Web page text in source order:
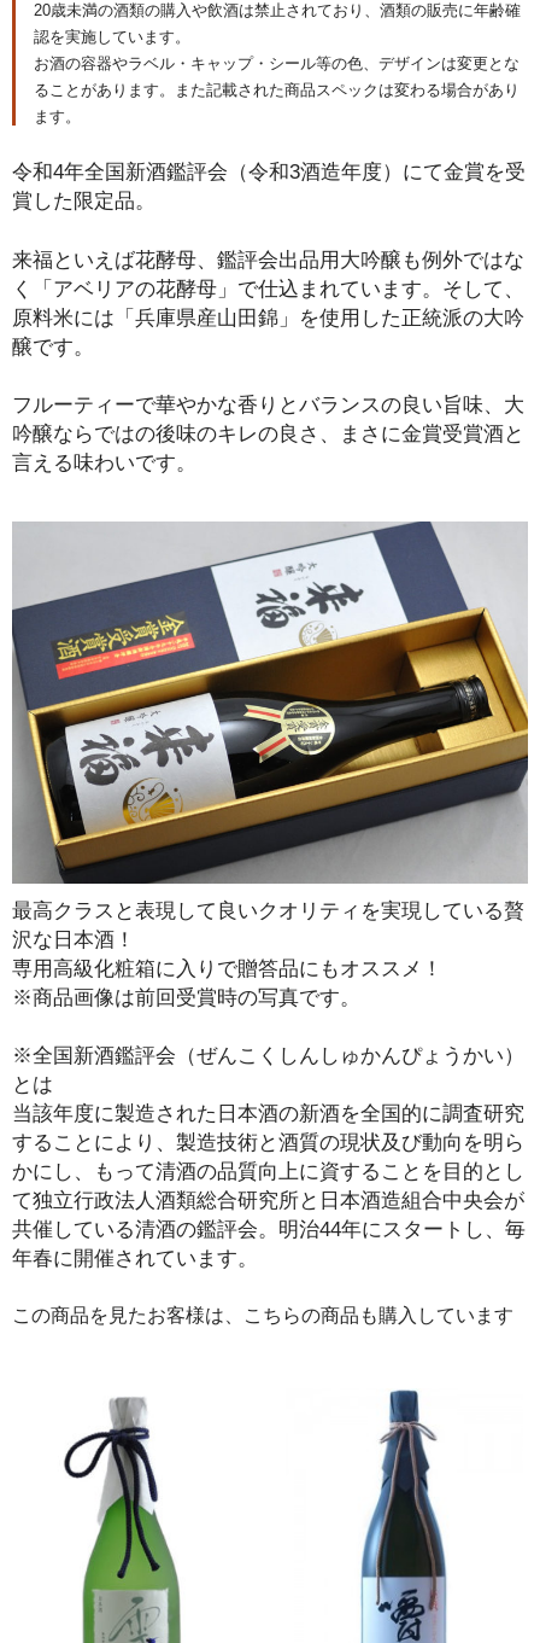
20歳未満の酒類の購入や飲酒は禁止されており、酒類の販売に年齢確
認を実施しています。
お酒の容器やラベル・キャップ・シール等の色、デザインは変更とな
ることがあります。また記載された商品スペックは変わる場合があり
ます。
令和4年全国新酒鑑評会（令和3酒造年度）にて金賞を受
賞した限定品。
来福といえば花酵母、鑑評会出品用大吟醸も例外ではな
く「アベリアの花酵母」で仕込まれています。そして、
原料米には「兵庫県産山田錦」を使用した正統派の大吟
醸です。
フルーティーで華やかな香りとバランスの良い旨味、大
吟醸ならではの後味のキレの良さ、まさに金賞受賞酒と
言える味わいです。
最高クラスと表現して良いクオリティを実現している贅
沢な日本酒！
専用高級化粧箱に入りで贈答品にもオススメ！
※商品画像は前回受賞時の写真です。
※全国新酒鑑評会（ぜんこくしんしゅかんぴょうかい）
とは
当該年度に製造された日本酒の新酒を全国的に調査研究
することにより、製造技術と酒質の現状及び動向を明ら
かにし、もって清酒の品質向上に資することを目的とし
て独立行政法人酒類総合研究所と日本酒造組合中央会が
共催している清酒の鑑評会。明治44年にスタートし、毎
年春に開催されています。
この商品を見たお客様は、こちらの商品も購入しています